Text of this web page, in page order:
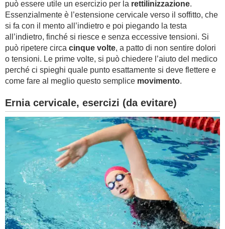
può essere utile un esercizio per la rettilinizzazione.
Essenzialmente è l’estensione cervicale verso il soffitto, che
si fa con il mento all’indietro e poi piegando la testa
all’indietro, finché si riesce e senza eccessive tensioni. Si
può ripetere circa cinque volte, a patto di non sentire dolori
o tensioni. Le prime volte, si può chiedere l’aiuto del medico
perché ci spieghi quale punto esattamente si deve flettere e
come fare al meglio questo semplice movimento.
Ernia cervicale, esercizi (da evitare)